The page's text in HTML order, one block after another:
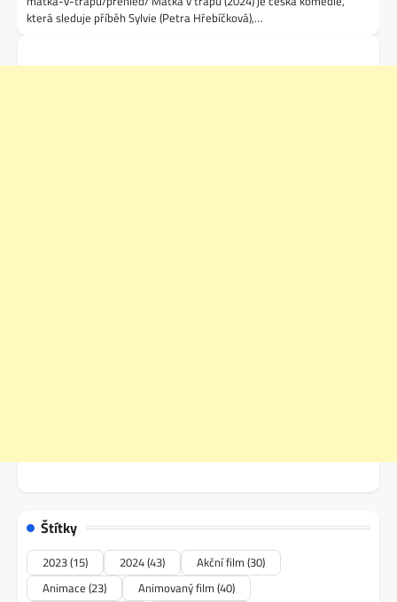
která sleduje příběh Sylvie (Petra Hřebíčková),…
Štítky
2023(15) 2024(43) Akční film (30)
Animace (23) Animovaný film (40)